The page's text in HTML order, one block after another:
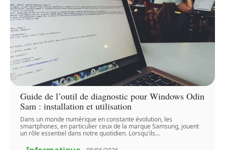
Guide de l’outil de diagnostic pour Windows Odin
Sam : installation et utilisation
Dans un monde numérique en constante évolution, les
smartphones, en particulier ceux de la marque Samsung, jouent
un rôle essentiel dans notre quotidien. Lorsqu'ils…